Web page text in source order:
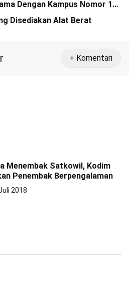
Dengan Kampus Nomor 1
Disediakan Alat Berat
+ Komentari
Menembak Satkowil, Kodim
Penembak Berpengalaman
2018